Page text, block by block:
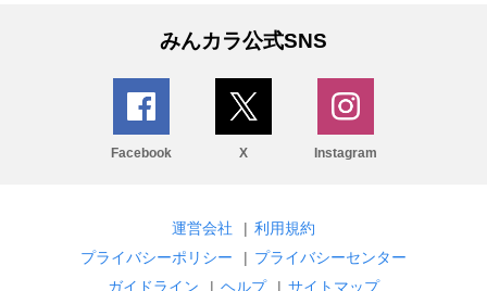
みんカラ公式SNS
Facebook X Instagram
運営会社 | 利用規約
プライバシーポリシー
| プライバシーセンター
ガイドライン
| ヘルプ | サイトマップ